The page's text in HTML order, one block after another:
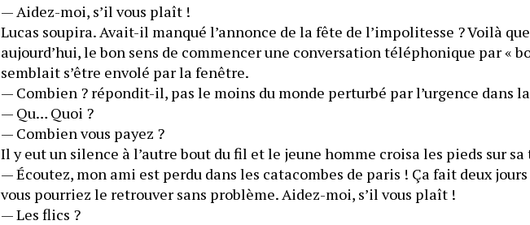
— Aidez-moi, s’il vous plaît !
Lucas soupira. Avait-il manqué l’annonce de la fête de l’impolitesse ? Voilà
aujourd’hui, le bon sens de commencer une conversation téléphonique par «
semblait s’être envolé par la fenêtre.
— Combien ? répondit-il, pas le moins du monde perturbé par l’urgence dans
— Qu… Quoi ?
— Combien vous payez ?
Il y eut un silence à l’autre bout du fil et le jeune homme croisa les pieds sur sa
— Écoutez, mon ami est perdu dans les catacombes de paris ! Ça fait deux
vous pourriez le retrouver sans problème. Aidez-moi, s’il vous plaît !
— Les flics ?